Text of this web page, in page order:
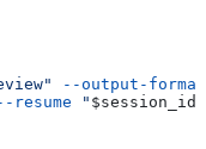
--output-format
resume " $session_id